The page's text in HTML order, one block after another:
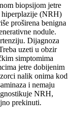
biopsijom jetre
hiperplazije (NRH)
proširena benigna
nodule.
Dijagnoza
uzeti u obzir
simptomima
jetre dobijenim
nalik onima kod
i nemaju
NRH,
prekinuti.